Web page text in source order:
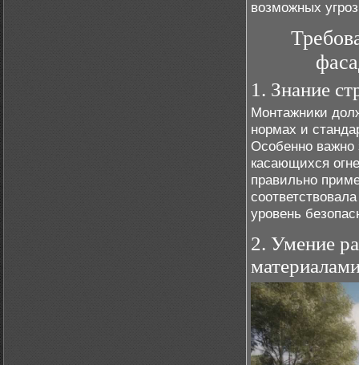
возможных
1. Знание
Монтажники
нормах и
Особенно важно
касающихся
правильно
уровень
2. Умение